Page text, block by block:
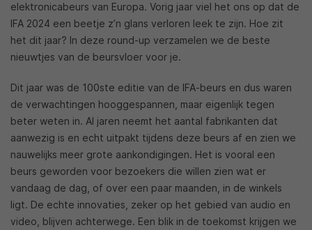
elektronicabeurs van Europa. Vorig jaar viel het ons op dat de
IFA 2024 een beetje z’n glans verloren leek te zijn. Hoe zit
het dit jaar? In deze round-up verzamelen we de beste
nieuwtjes van de beursvloer voor je.
Dit jaar was de 100ste editie van de IFA-beurs en dus waren
de verwachtingen hooggespannen, maar eigenlijk tegen
beter weten in. Al jaren neemt het aantal fabrikanten dat
aanwezig is en echt uitpakt tijdens deze beurs af en zien we
nauwelijks meer grote aankondigingen. Het is vooral een
beurs geworden voor bezoekers die willen zien wat er
vandaag de dag, of over een paar maanden, in de winkels
ligt. De echte innovaties, zeker op het gebied van audio en
video, blijven achterwege. Een blik in de toekomst krijgen we